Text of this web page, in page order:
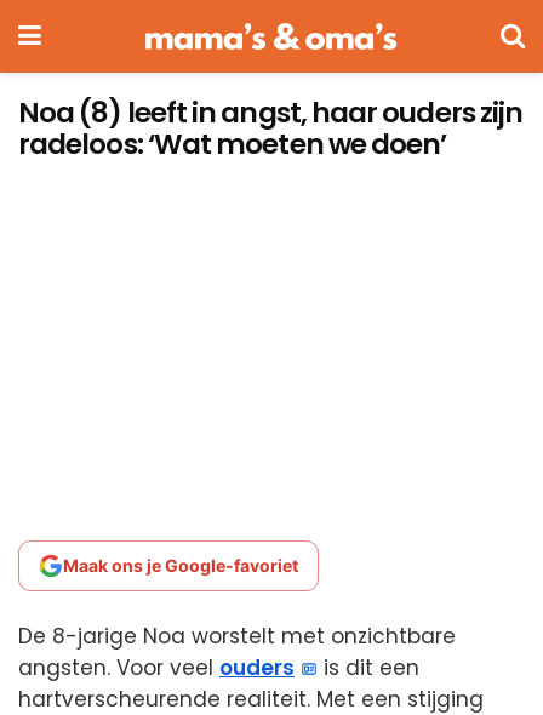
Noa (8) leeft in angst, haar ouders zijn
radeloos: ‘Wat moeten we doen’
Maak ons je Google-favoriet
De 8-jarige Noa worstelt met onzichtbare
angsten. Voor veel ouders
is dit een
hartverscheurende realiteit. Met een stijging